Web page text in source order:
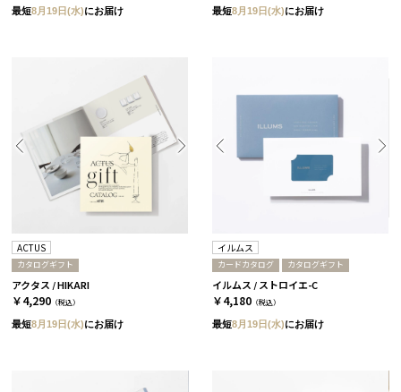
最短8月19日(水)にお届け 最短8月19日(水)にお届け
ACTUS
カタログギフト
アクタス / HIKARI
￥4,290 （税込）
最短8月19日(水)にお届け
イルムス
カードカタログ カタログギフト
イルムス / ストロイエ-C
￥4,180 （税込）
最短8月19日(水)にお届け